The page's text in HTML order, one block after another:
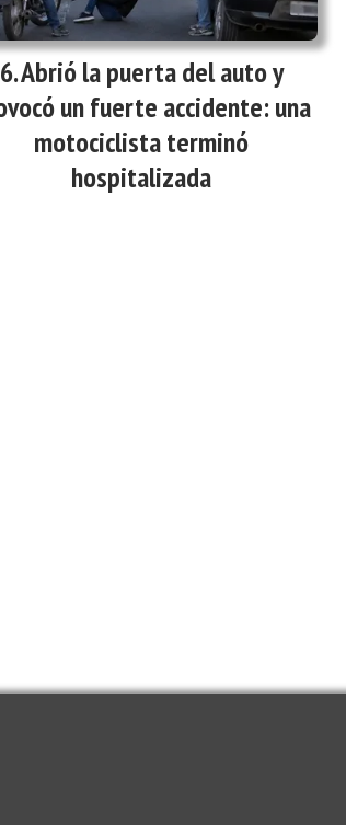
Abrió la puerta del auto y
un fuerte accidente: una
motociclista terminó
hospitalizada